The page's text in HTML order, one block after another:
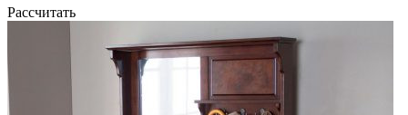
Рассчитать